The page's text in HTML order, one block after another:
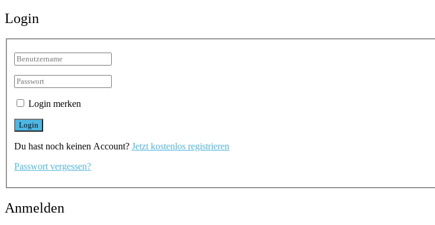
Login
Login merken
Du hast noch keinen Account? Jetzt kostenlos registrieren
Passwort vergessen?
Anmelden